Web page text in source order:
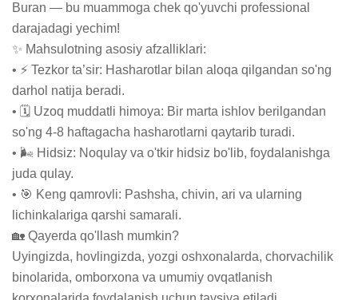
Buran — bu muammoga chek qo'yuvchi professional
darajadagi yechim!
✨ Mahsulotning asosiy afzalliklari:
• ⚡ Tezkor ta’sir: Hasharotlar bilan aloqa qilgandan so'ng
darhol natija beradi.
• 🗓 Uzoq muddatli himoya: Bir marta ishlov berilgandan
so'ng 4-8 haftagacha hasharotlarni qaytarib turadi.
• 🌬 Hidsiz: Noqulay va o'tkir hidsiz bo'lib, foydalanishga
juda qulay.
• 🎯 Keng qamrovli: Pashsha, chivin, ari va ularning
lichinkalariga qarshi samarali.
🏡 Qayerda qo'llash mumkin?
Uyingizda, hovlingizda, yozgi oshxonalarda, chorvachilik
binolarida, omborxona va umumiy ovqatlanish